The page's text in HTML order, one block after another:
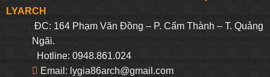
LYARCH
ĐC: 164 Phạm Văn Đồng – P. Cẩm Thành – T. Quảng
Ngãi.
Hotline: 0948.861.024
Email: lygia86arch@gmail.com